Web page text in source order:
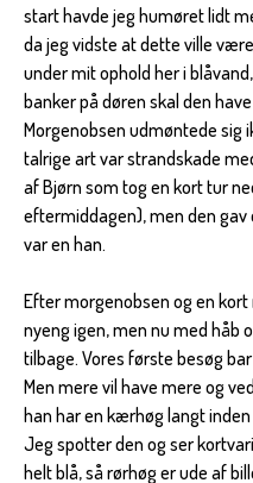
start havde jeg humøret lidt
da jeg vidste at dette ville
under mit ophold her i
banker på døren skal den
Morgenobsen udmøntede sig
talrige art var strandskade
af Bjørn som tog en kort tur
eftermiddagen), men den
var en han.
Efter morgenobsen og en
nyeng igen, men nu med håb
tilbage. Vores første besøg
Men mere vil have mere og
han har en kærhøg langt
Jeg spotter den og ser
helt blå, så rørhøg er ude af